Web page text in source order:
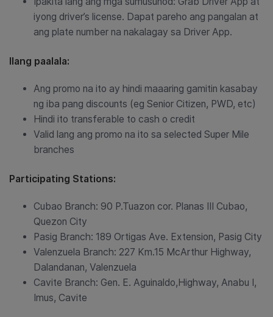
iyong driver’s license. Dapat pareho ang pangalan at
ang plate number na nakalagay sa Driver App.
Ilang paalala:
Ang promo na ito ay hindi maaaring gamitin kasabay
ng iba pang discounts (eg Senior Citizen, PWD, etc)
Hindi ito transferable to cash o credit
Valid lang ang promo na ito sa selected Super Mile
branches
Participating Stations:
Cubao Branch: 90 P.Tuazon cor. Planas III Cubao,
Quezon City
Pasig Branch: 189 Ortigas Ave. Extension, Pasig City
Valenzuela Branch: 227 Km.15 McArthur Highway,
Dalandanan, Valenzuela
Cavite Branch: Gen. E. Aguinaldo,Highway, Anabu I,
Imus, Cavite